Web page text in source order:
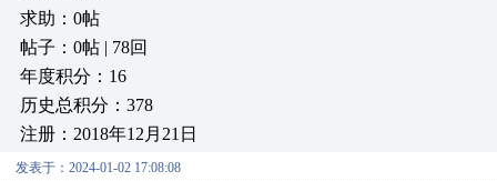
求助：0帖
帖子：0帖 | 78回
年度积分：16
历史总积分：378
注册：2018年12月21日
发表于：2024-01-02 17:08:08